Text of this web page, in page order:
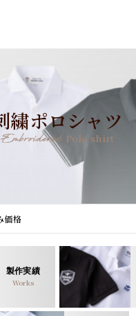
繍ポロシャツ
Polo shirt
価格
製作実績
Works